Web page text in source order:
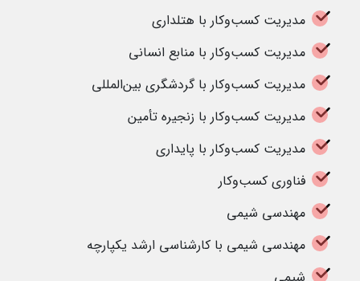
مدیریت کسب‌وکار با هتلداری
مدیریت کسب‌وکار با منابع انسانی
مدیریت کسب‌وکار با گردشگری بین‌المللی
مدیریت کسب‌وکار با زنجیره تأمین
مدیریت کسب‌وکار با پایداری
فناوری کسب‌وکار
مهندسی شیمی
مهندسی شیمی با کارشناسی ارشد یکپارچه